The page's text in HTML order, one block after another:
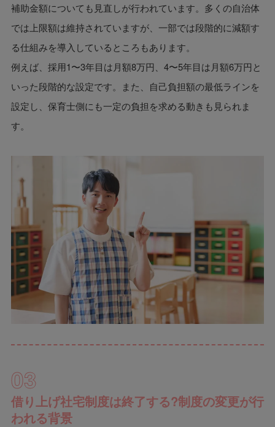
補助金額についても見直しが行われています。多くの自治体
では上限額は維持されていますが、一部では段階的に減額す
る仕組みを導入しているところもあります。
例えば、採用1〜3年目は月額8万円、4〜5年目は月額6万円と
いった段階的な設定です。また、自己負担額の最低ラインを
設定し、保育士側にも一定の負担を求める動きも見られま
す。
03
借り上げ社宅制度は終了する?制度の変更が行
われる背景